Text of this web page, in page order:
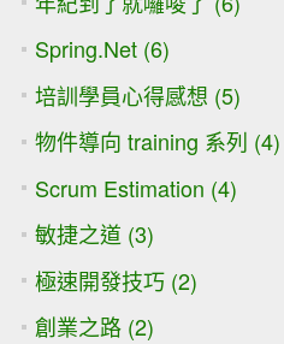
Spring.Net (6)
培訓學員心得感想 (5)
物件導向 training 系列 (4)
Scrum Estimation (4)
敏捷之道 (3)
極速開發技巧 (2)
創業之路 (2)